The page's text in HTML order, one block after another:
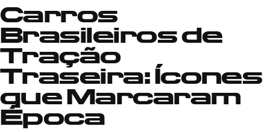
Carros
Brasileiros de
Tração
Traseira: Ícones
que Marcaram
Época